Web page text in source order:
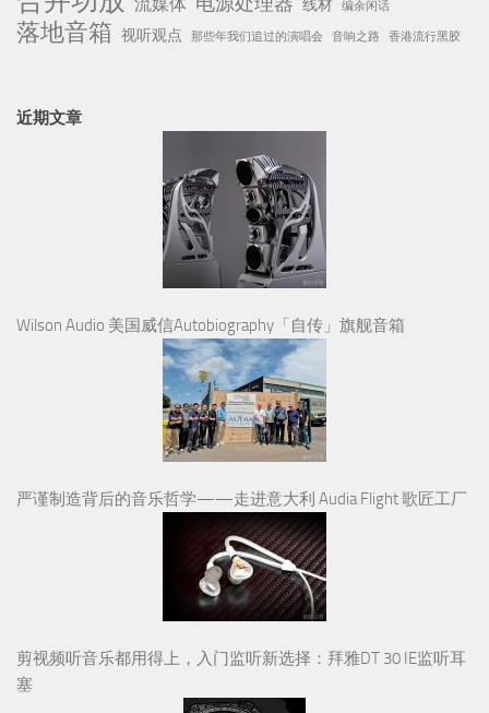
线材 编余闲话
落地音箱 视听观点 那些年我们追过的演唱会 音响之路 香港流行黑胶
近期文章
Wilson Audio 美国威信Autobiography「自传」旗舰音箱
严谨制造背后的音乐哲学——走进意大利 Audia Flight 歌匠工厂
剪视频听音乐都用得上，入门监听新选择：拜雅DT 30 IE监听耳
塞